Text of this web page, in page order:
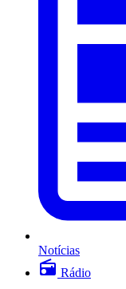
Notícias
Rádio